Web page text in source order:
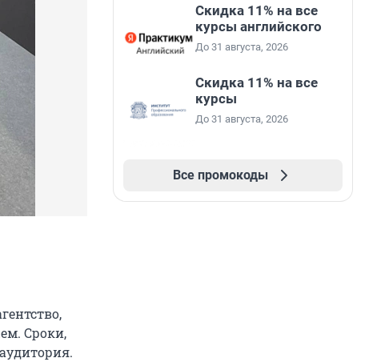
Сроки,
Скидка 11% на все
курсы английского
До 31 августа, 2026
Скидка 11% на все
курсы
До 31 августа, 2026
Все промокоды